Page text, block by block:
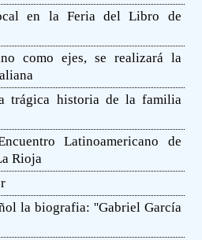
en la Feria del Libro de
como ejes, se realizará la
trágica historia de la familia
Latinoamericano de
Rioja
la biografia: ''Gabriel García